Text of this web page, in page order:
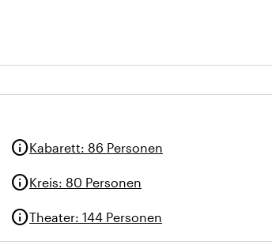
infoKabarett: 86 Personen
infoKreis: 80 Personen
infoTheater: 144 Personen